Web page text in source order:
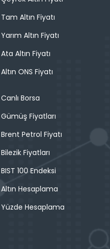
Tam Altın Fiyatı
Yarım Altın Fiyatı
Ata Altın Fiyatı
Altın ONS Fiyatı
Canlı Borsa
Gümüş Fiyatları
Brent Petrol Fiyatı
Bilezik Fiyatları
BIST 100 Endeksi
Altın Hesaplama
Yüzde Hesaplama